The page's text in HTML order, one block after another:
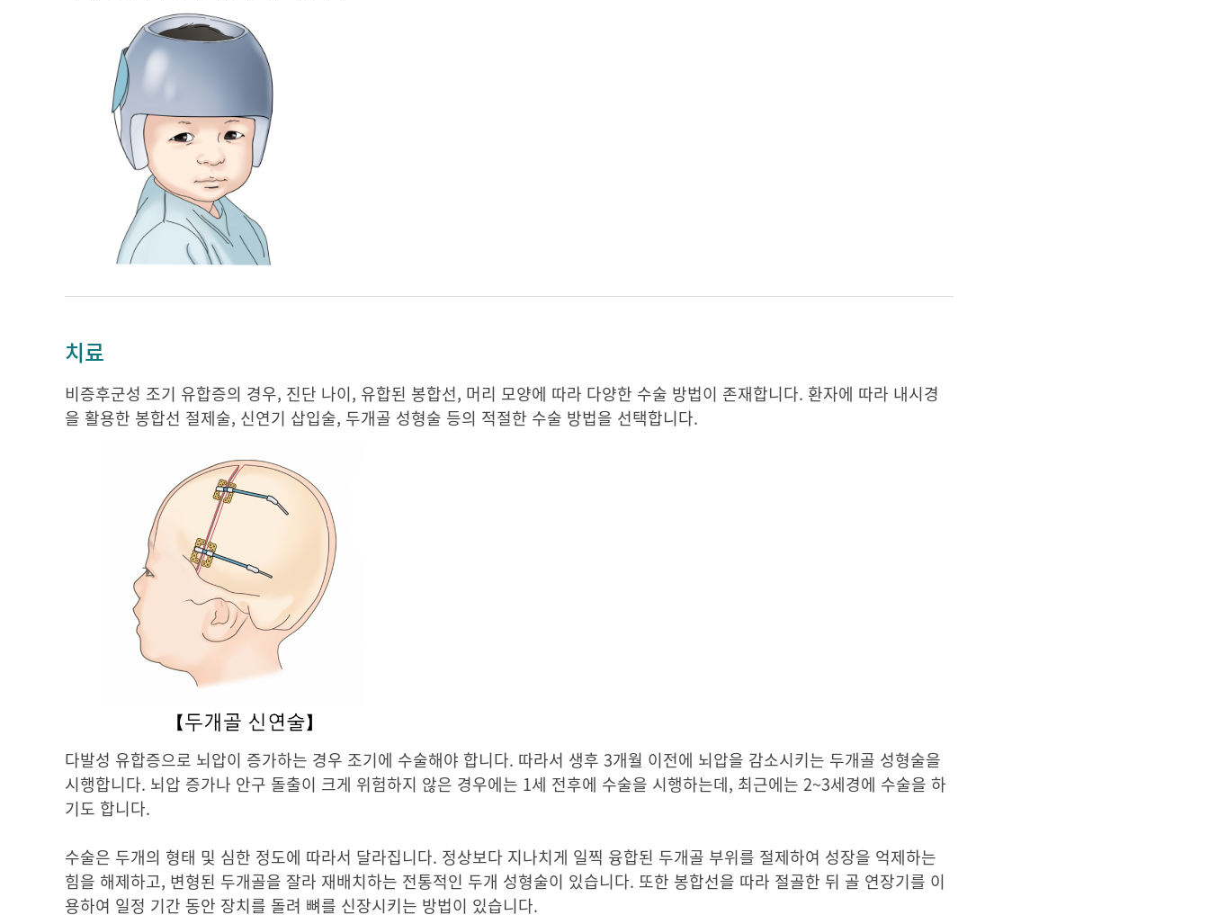
치료
비증후군성 조기 유합증의 경우, 진단 나이, 유합된 봉합선, 머리 모양에 따라 다양한 수술 방법이 존재합니다. 환자에 따라 내시경
을 활용한 봉합선 절제술, 신연기 삽입술, 두개골 성형술 등의 적절한 수술 방법을 선택합니다.
다발성 유합증으로 뇌압이 증가하는 경우 조기에 수술해야 합니다. 따라서 생후 3개월 이전에 뇌압을 감소시키는 두개골 성형술을
시행합니다. 뇌압 증가나 안구 돌출이 크게 위험하지 않은 경우에는 1세 전후에 수술을 시행하는데, 최근에는 2~3세경에 수술을 하
기도 합니다.
수술은 두개의 형태 및 심한 정도에 따라서 달라집니다. 정상보다 지나치게 일찍 융합된 두개골 부위를 절제하여 성장을 억제하는
힘을 해제하고, 변형된 두개골을 잘라 재배치하는 전통적인 두개 성형술이 있습니다. 또한 봉합선을 따라 절골한 뒤 골 연장기를 이
용하여 일정 기간 동안 장치를 돌려 뼈를 신장시키는 방법이 있습니다.